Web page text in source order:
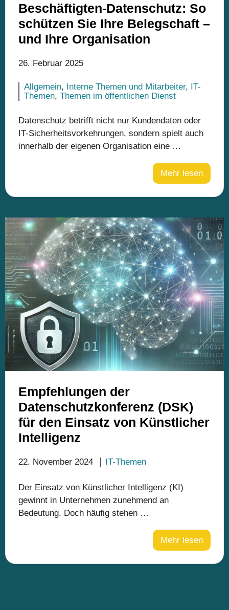
Beschäftigten-Datenschutz: So
schützen Sie Ihre Belegschaft –
und Ihre Organisation
26. Februar 2025
Allgemein, Interne Themen und Mitarbeiter, IT-
Themen, Themen im öffentlichen Dienst
Datenschutz betrifft nicht nur Kundendaten oder
IT-Sicherheitsvorkehrungen, sondern spielt auch
innerhalb der eigenen Organisation eine …
Mehr lesen
Empfehlungen der
Datenschutzkonferenz (DSK)
für den Einsatz von Künstlicher
Intelligenz
22. November 2024 IT-Themen
Der Einsatz von Künstlicher Intelligenz (KI)
gewinnt in Unternehmen zunehmend an
Bedeutung. Doch häufig stehen …
Mehr lesen